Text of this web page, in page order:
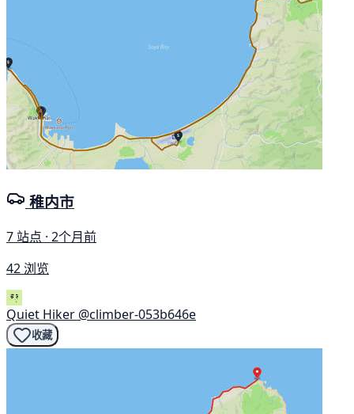
稚内市
7 站点 · 2个月前
42 浏览
Quiet Hiker @climber-053b646e
收藏